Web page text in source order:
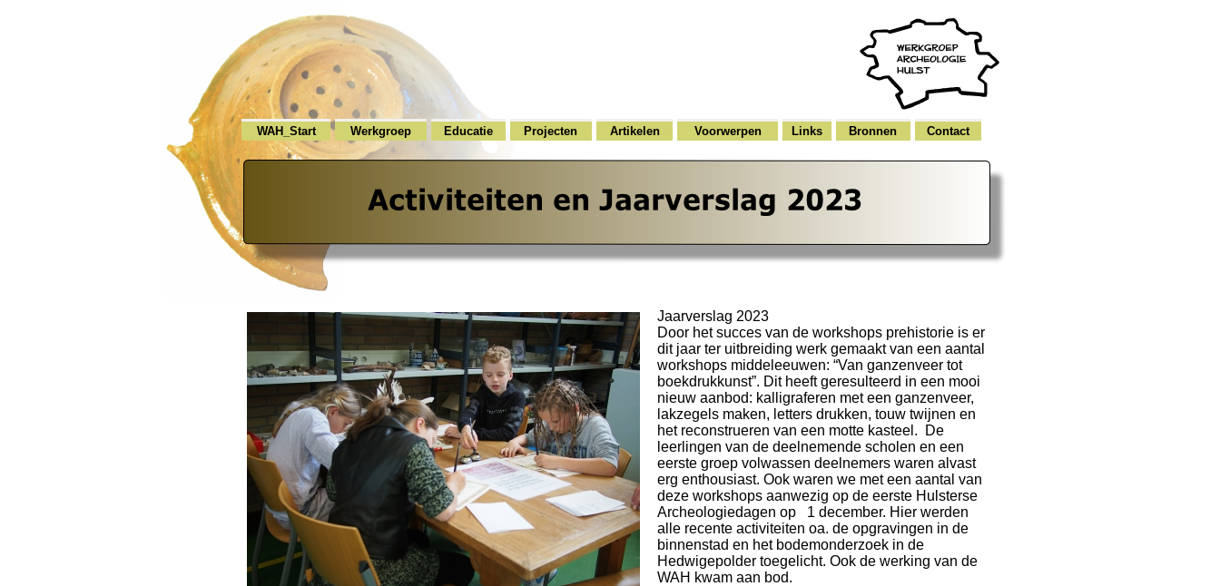
WAH_Start Werkgroep Educatie Projecten Artikelen Voorwerpen Links Bronnen Contact
Jaarverslag 2023
Door het succes van de workshops prehistorie is er
dit jaar ter uitbreiding werk gemaakt van een aantal
workshops middeleeuwen: “Van ganzenveer tot
boekdrukkunst”. Dit heeft geresulteerd in een mooi
nieuw aanbod: kalligraferen met een ganzenveer,
lakzegels maken, letters drukken, touw twijnen en
het reconstrueren van een motte kasteel. De
leerlingen van de deelnemende scholen en een
eerste groep volwassen deelnemers waren alvast
erg enthousiast. Ook waren we met een aantal van
deze workshops aanwezig op de eerste Hulsterse
Archeologiedagen op 1 december. Hier werden
alle recente activiteiten oa. de opgravingen in de
binnenstad en het bodemonderzoek in de
Hedwigepolder toegelicht. Ook de werking van de
WAH kwam aan bod.